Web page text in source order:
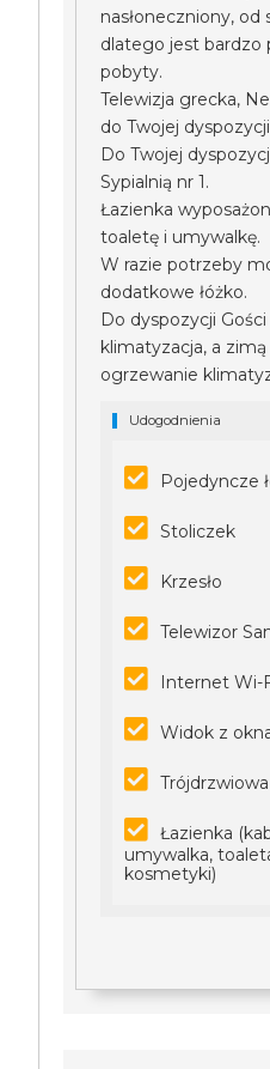
nasłoneczniony, od
dlatego jest bardzo
pobyty.
Telewizja grecka,
do Twojej
Do Twojej
Sypialnią nr 1.
Łazienka
toaletę i umywalkę.
W razie potrzeby
dodatkowe łóżko.
Do dyspozycji
klimatyzacja, a
ogrzewanie
Udogodnienia
Pojedyncze
Stoliczek
Krzesło
Telewizor
Internet Wi-
Widok z
Łazienka
umywalka,
kosmetyki)